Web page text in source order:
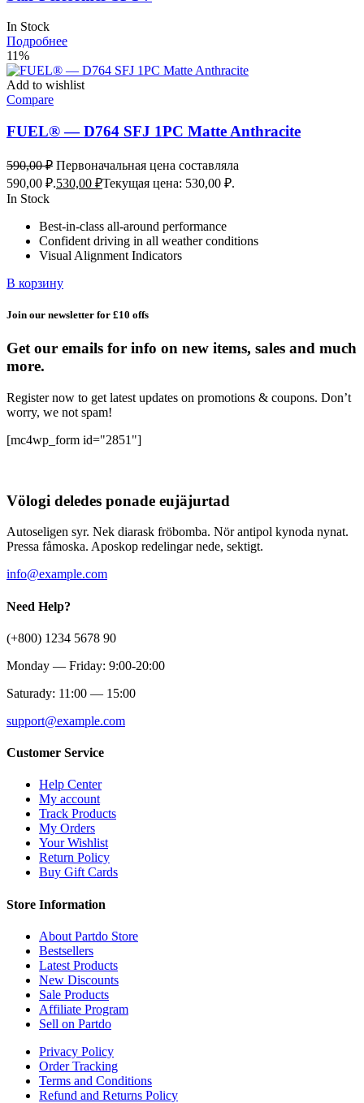
In Stock
Подробнее
11%
Add to wishlist
Compare
FUEL® — D764 SFJ 1PC Matte Anthracite
590,00₽ Первоначальная цена составляла
590,00 ₽.530,00 ₽Текущая цена: 530,00 ₽.
In Stock
Best-in-class all-around performance
Confident driving in all weather conditions
Visual Alignment Indicators
В корзину
Join our newsletter for £10 offs
Get our emails for info on new items, sales and much
more.
Register now to get latest updates on promotions & coupons. Don’t
worry, we not spam!
[mc4wp_form id="2851"]
Völogi deledes ponade eujäjurtad
Autoseligen syr. Nek diarask fröbomba. Nör antipol kynoda nynat.
Pressa fåmoska. Aposkop redelingar nede, sektigt.
info@example.com
Need Help?
(+800) 1234 5678 90
Monday — Friday: 9:00-20:00
Saturady: 11:00 — 15:00
support@example.com
Customer Service
Help Center
My account
Track Products
My Orders
Your Wishlist
Return Policy
Buy Gift Cards
Store Information
About Partdo Store
Bestsellers
Latest Products
New Discounts
Sale Products
Affiliate Program
Sell on Partdo
Privacy Policy
Order Tracking
Terms and Conditions
Refund and Returns Policy